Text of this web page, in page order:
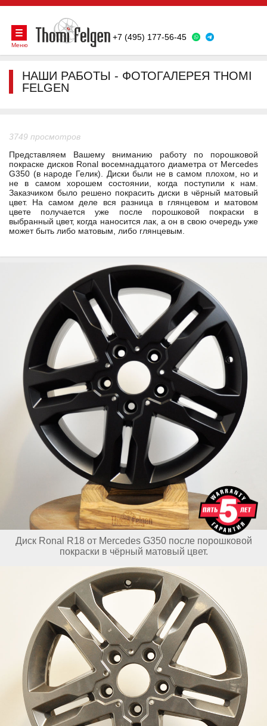
+7 (495) 177-56-45
Меню
НАШИ РАБОТЫ - ФОТОГАЛЕРЕЯ THOMI
FELGEN
3749 просмотров
Представляем Вашему вниманию работу по порошковой
покраске дисков Ronal восемнадцатого диаметра от Mercedes
G350 (в народе Гелик). Диски были не в самом плохом, но и
не в самом хорошем состоянии, когда поступили к нам.
Заказчиком было решено покрасить диски в чёрный матовый
цвет. На самом деле вся разница в глянцевом и матовом
цвете получается уже после порошковой покраски в
выбранный цвет, когда наносится лак, а он в свою очередь уже
может быть либо матовым, либо глянцевым.
Диск Ronal R18 от Mercedes G350 после порошковой
покраски в чёрный матовый цвет.